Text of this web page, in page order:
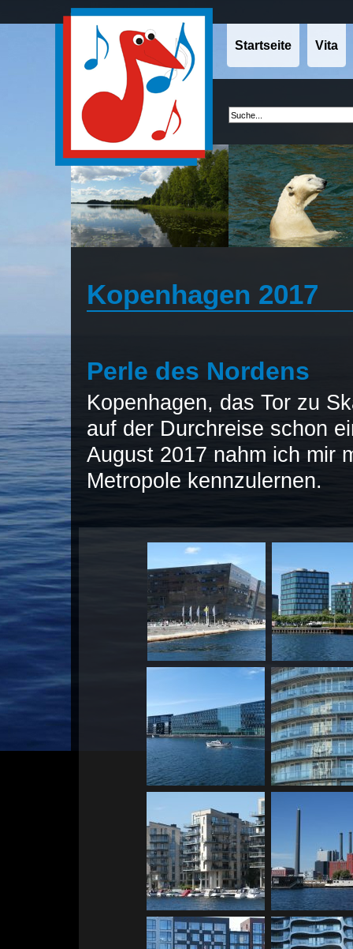
Startseite Vita
Kopenhagen 2017
Perle des Nordens
Kopenhagen, das Tor zu
auf der Durchreise schon
August 2017 nahm ich mir
Metropole kennzulernen.